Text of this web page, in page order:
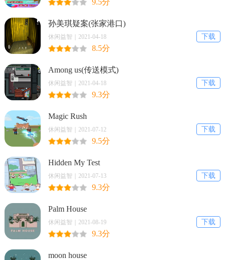
孙美琪疑案(张家港口)
下载
休闲益智｜2021-04-18
8.5分
Among us(传送模式)
下载
休闲益智｜2021-04-18
9.3分
Magic Rush
下载
休闲益智｜2021-07-12
9.5分
Hidden My Test
下载
休闲益智｜2021-07-13
9.3分
Palm House
下载
休闲益智｜2021-08-19
9.3分
moon house